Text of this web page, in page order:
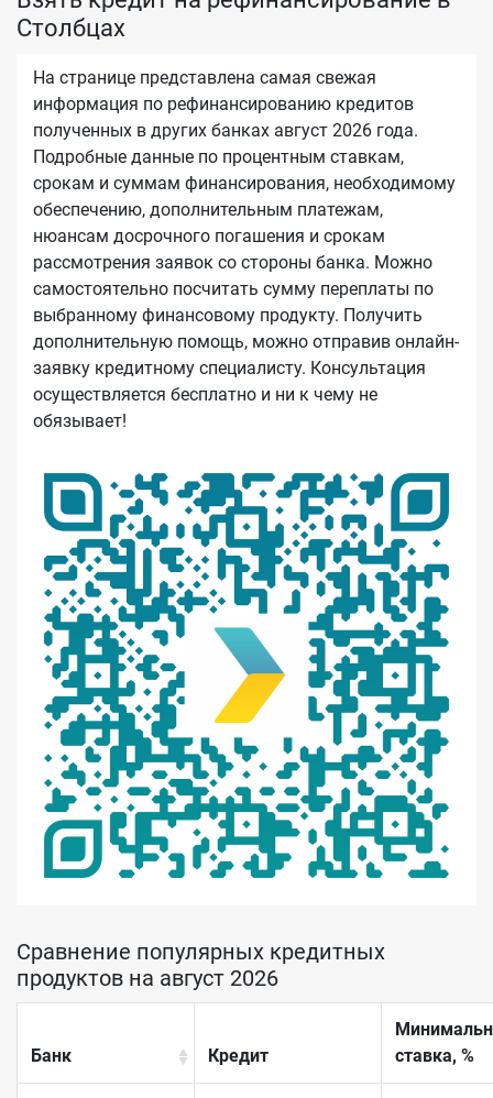
Столбцах
На странице представлена самая свежая
информация по рефинансированию кредитов
полученных в других банках август 2026 года.
Подробные данные по процентным ставкам,
срокам и суммам финансирования, необходимому
обеспечению, дополнительным платежам,
нюансам досрочного погашения и срокам
рассмотрения заявок со стороны банка. Можно
самостоятельно посчитать сумму переплаты по
выбранному финансовому продукту. Получить
дополнительную помощь, можно отправив онлайн-
заявку кредитному специалисту. Консультация
осуществляется бесплатно и ни к чему не
обязывает!
Сравнение популярных кредитных
продуктов на август 2026
Банк Кредит
ставка, %